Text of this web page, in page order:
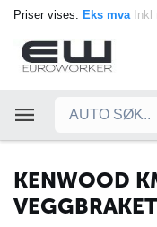
Priser vises: Eks mva
KENWOOD